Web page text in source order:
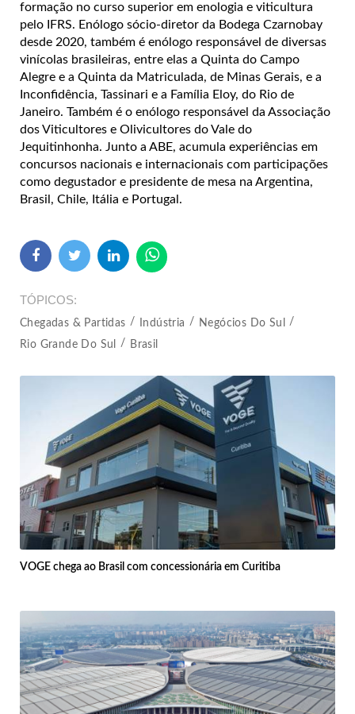
formação no curso superior em enologia e viticultura
pelo IFRS. Enólogo sócio-diretor da Bodega Czarnobay
desde 2020, também é enólogo responsável de diversas
vinícolas brasileiras, entre elas a Quinta do Campo
Alegre e a Quinta da Matriculada, de Minas Gerais, e a
Inconfidência, Tassinari e a Família Eloy, do Rio de
Janeiro. Também é o enólogo responsável da Associação
dos Viticultores e Olivicultores do Vale do
Jequitinhonha. Junto a ABE, acumula experiências em
concursos nacionais e internacionais com participações
como degustador e presidente de mesa na Argentina,
Brasil, Chile, Itália e Portugal.
TÓPICOS
Chegadas & Partidas Indústria
Negócios Do Sul
Rio Grande Do Sul
Brasil
VOGE chega ao Brasil com concessionária em Curitiba